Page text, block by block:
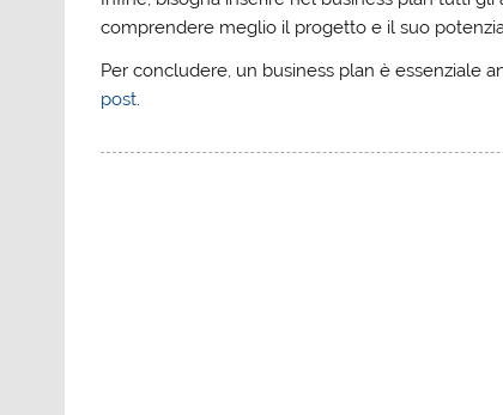
comprendere meglio il progetto e il suo
Per concludere, un business plan è essenziale
post.